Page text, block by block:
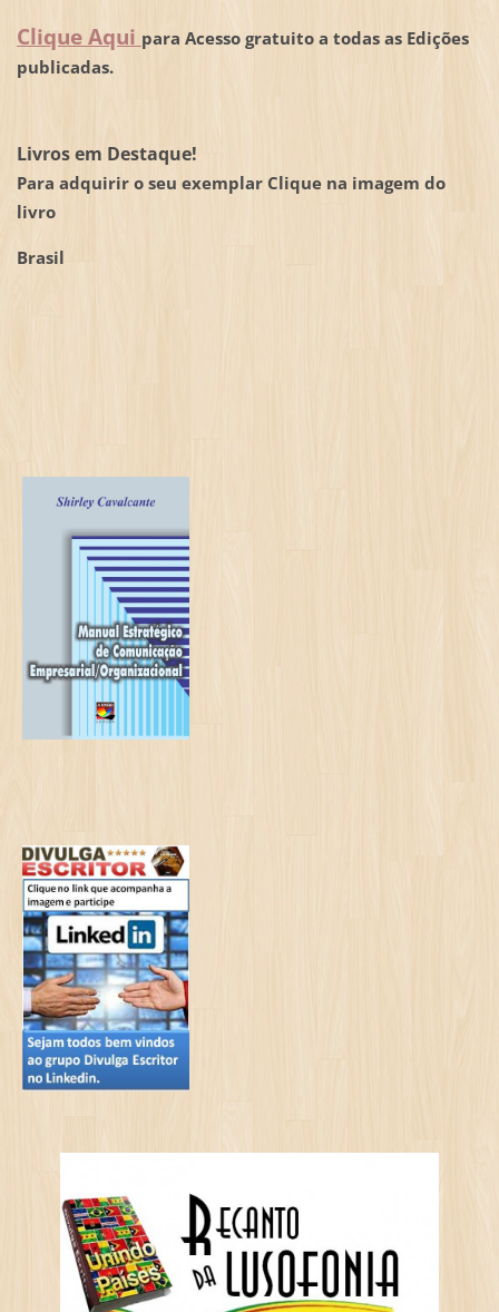
Clique Aqui para Acesso gratuito a todas as Edições
publicadas.
Livros em Destaque!
Para adquirir o seu exemplar Clique na imagem do
livro
Brasil